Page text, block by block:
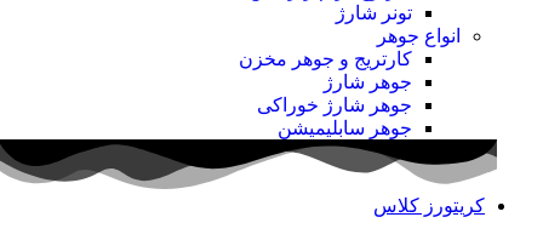
تونر شارژ
انواع جوهر
کارتریج و جوهر مخزن
جوهر شارژ
جوهر شارژ خوراکی
جوهر سابلیمیشن
کریتورز کلاس